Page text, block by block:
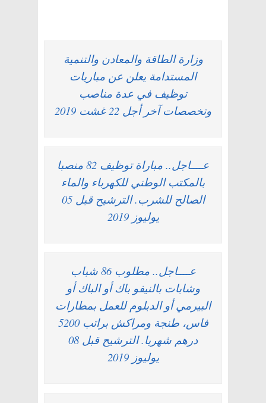
وزارة الطاقة والمعادن والتنمية
المستدامة يعلن عن مباريات
توظيف في عدة مناصب
وتخصصات آخر أجل 22 غشت 2019
عــــاجل.. مباراة توظيف 82 منصبا
بالمكتب الوطني للكهرباء والماء
الصالح للشرب. الترشيح قبل 05
يوليوز 2019
عــــاجل.. مطلوب 86 شباب
وشابات بالنيفو باك أو الباك أو
البيرمي أو الدبلوم للعمل بمطارات
فاس، طنجة ومراكش براتب 5200
درهم شهريا. الترشيح قبل 08
يوليوز 2019